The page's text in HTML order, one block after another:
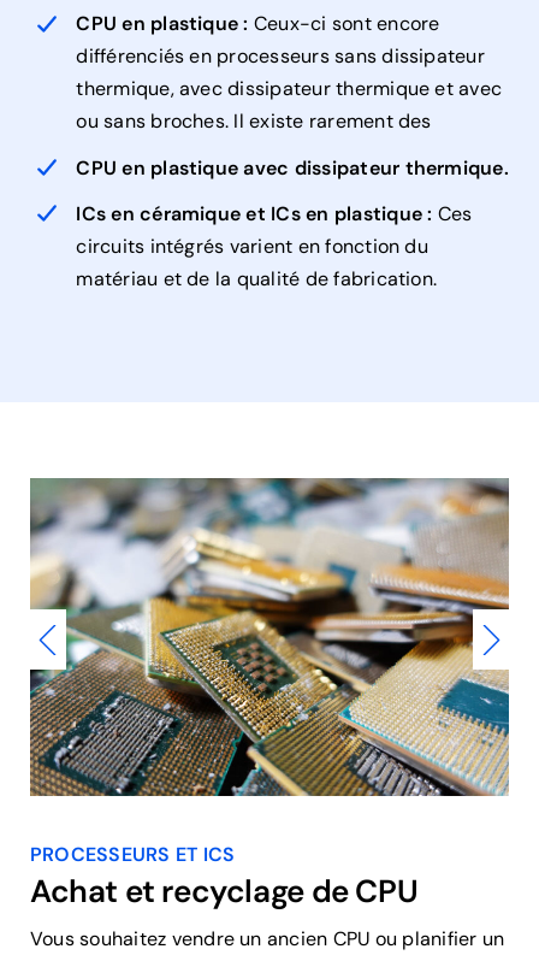
CPU en plastique : Ceux-ci sont encore
différenciés en processeurs sans dissipateur
thermique, avec dissipateur thermique et avec
ou sans broches. Il existe rarement des
CPU en plastique avec dissipateur thermique.
ICs en céramique et ICs en plastique : Ces
circuits intégrés varient en fonction du
matériau et de la qualité de fabrication.
PROCESSEURS ET ICS
Achat et recyclage de CPU
Vous souhaitez vendre un ancien CPU ou planifier un